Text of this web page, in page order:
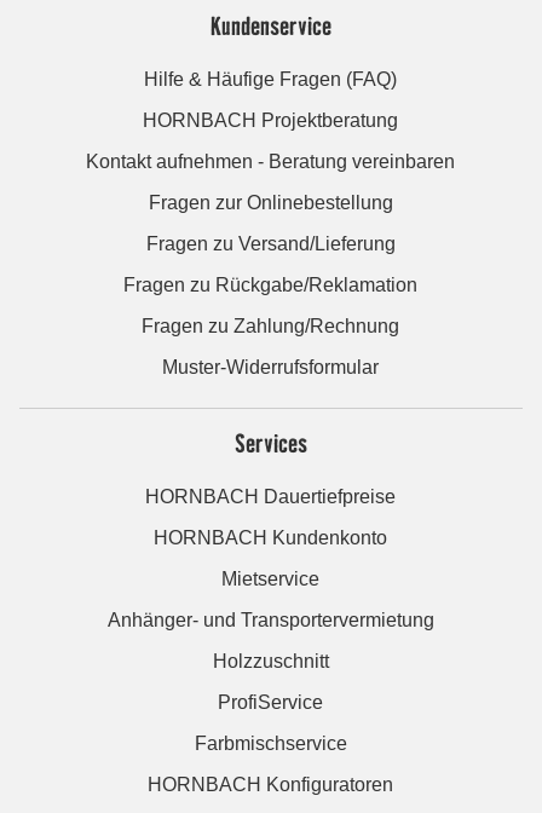
Kundenservice
Hilfe & Häufige Fragen (FAQ)
HORNBACH Projektberatung
Kontakt aufnehmen - Beratung vereinbaren
Fragen zur Onlinebestellung
Fragen zu Versand/Lieferung
Fragen zu Rückgabe/Reklamation
Fragen zu Zahlung/Rechnung
Muster-Widerrufsformular
Services
HORNBACH Dauertiefpreise
HORNBACH Kundenkonto
Mietservice
Anhänger- und Transportervermietung
Holzzuschnitt
ProfiService
Farbmischservice
HORNBACH Konfiguratoren